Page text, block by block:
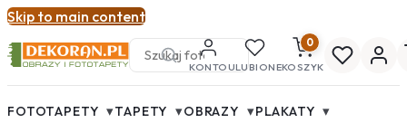
Skip to main content
KONTOULUBIONE
0
KOSZYK
FOTOTAPETY ▾TAPETY ▾OBRAZY ▾PLAKATY ▾